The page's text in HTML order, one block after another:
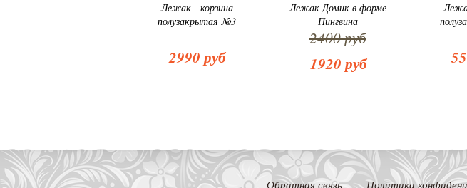
Лежак - корзина
полузакрытая №3
2990 руб
Лежак Домик в форме
Пингвина
2400 руб
1920 руб
Обратная связь Политика